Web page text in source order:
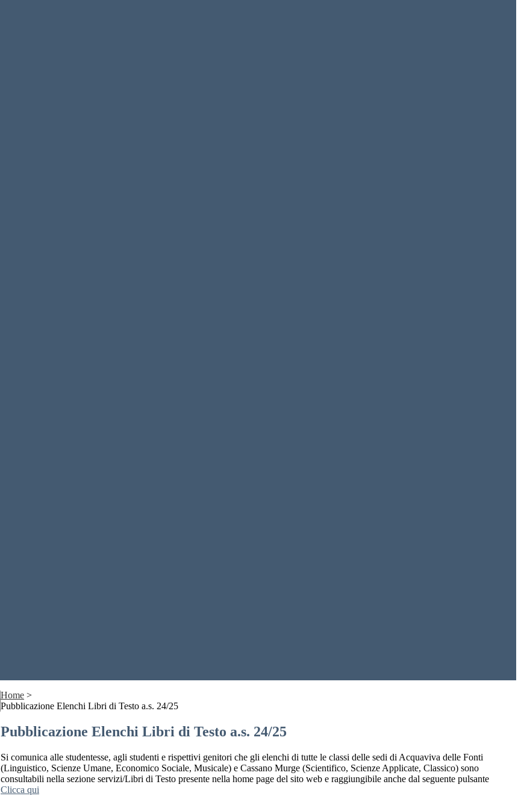
Home >
Pubblicazione Elenchi Libri di Testo a.s. 24/25
Pubblicazione Elenchi Libri di Testo a.s. 24/25
Si comunica alle studentesse, agli studenti e rispettivi genitori che gli elenchi di tutte le classi delle sedi di Acquaviva delle Fonti
(Linguistico, Scienze Umane, Economico Sociale, Musicale) e Cassano Murge (Scientifico, Scienze Applicate, Classico) sono
consultabili nella sezione servizi/Libri di Testo presente nella home page del sito web e raggiungibile anche dal seguente pulsante
Clicca qui